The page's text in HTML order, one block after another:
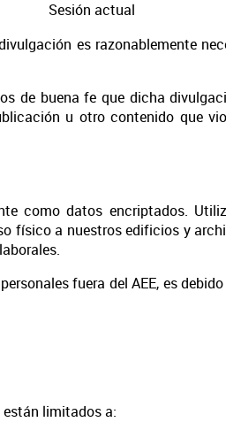
Sesión actual
es razonablemente
de buena fe que dicha
u otro contenido que
como datos encriptados.
físico a nuestros edificios y
fuera del AEE, es
limitados a: